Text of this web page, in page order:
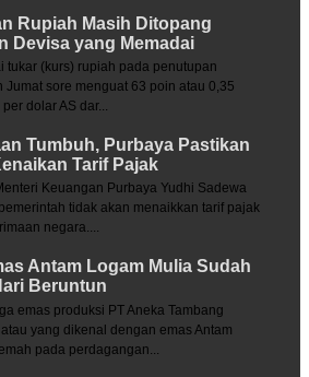
Rupiah Masih Ditopang
Devisa yang Memadai
tukar (kurs) rupiah pada penutupan
Jumat sore menguat 63 poin atau 0,35
dolar AS dar...
Tumbuh, Purbaya Pastikan
Tarif Pajak
Keuangan Purbaya Yudhi Sadewa
tidak akan menaikkan tarif pajak
negara....
Antam Logam Mulia Sudah
Beruntun
emas produksi PT Aneka Tambang
yang dikenal dengan emas Antam
pada perdagangan...